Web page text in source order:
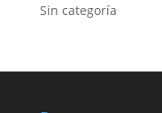
Sin categoría